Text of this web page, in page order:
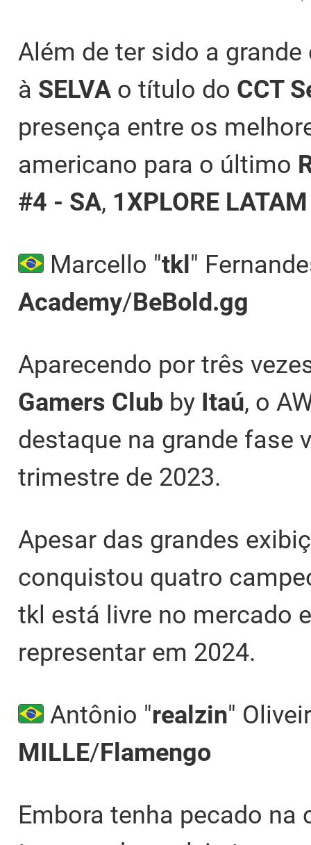
Além de ter sido a
à SELVA o título do CCT
presença entre os
americano para o último
#4 - SA, 1XPLORE
Marcello "tkl"
Academy/BeBold.gg
Aparecendo por três
Gamers Club by Itaú, o
destaque na grande fase
trimestre de 2023.
Apesar das grandes
conquistou quatro
tkl está livre no mercado
representar em 2024.
Antônio "realzin"
MILLE/Flamengo
Embora tenha pecado